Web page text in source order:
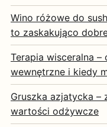
Wino różowe do
to zaskakująco
Terapia wisceralna –
wewnętrzne i kiedy
Gruszka azjatycka –
wartości odżywcze